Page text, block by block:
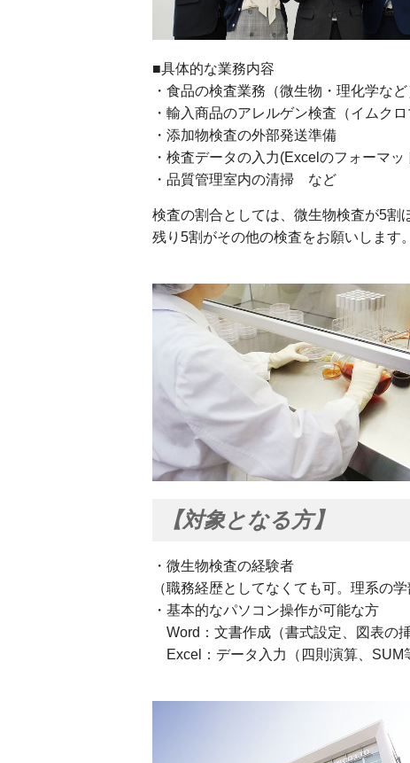
■具体的な業務内容
・食品の検査業務（微生物・理化学など
・輸入商品のアレルゲン検査（イムク
・添加物検査の外部発送準備
・検査データの入力(Excelのフォーマッ
・品質管理室内の清掃 など
検査の割合としては、微生物検査が5割
残り5割がその他の検査をお願いします。
【対象となる方】
・微生物検査の経験者
（職務経歴としてなくても可。理系の
・基本的なパソコン操作が可能な方
Word：文書作成（書式設定、図表の挿
Excel：データ入力（四則演算、SUM